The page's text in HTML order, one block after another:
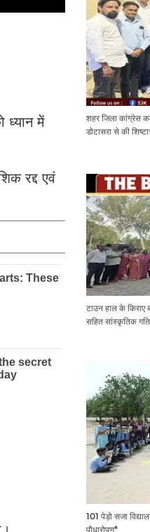
ध्यान में
रद्द एवं
शहर जिला कांग्रेस
डोटासरा से की
टाउन हाल के किराए
सहित सांस्कृतिक
101 पेड़ो सजा
पौधारोपण*